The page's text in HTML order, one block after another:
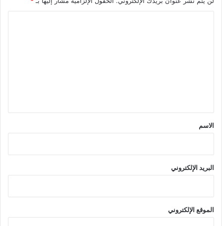
*
الاسم
البريد الإلكتروني
الموقع الإلكتروني